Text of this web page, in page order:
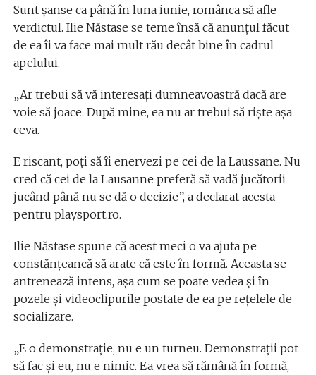
Sunt șanse ca până în luna iunie, românca să afle
verdictul. Ilie Năstase se teme însă că anunțul făcut
de ea îi va face mai mult rău decât bine în cadrul
apelului.
„Ar trebui să vă interesați dumneavoastră dacă are
voie să joace. După mine, ea nu ar trebui să riște așa
ceva.
E riscant, poți să îi enervezi pe cei de la Laussane. Nu
cred că cei de la Lausanne preferă să vadă jucătorii
jucând până nu se dă o decizie”, a declarat acesta
pentru playsport.ro.
Ilie Năstase spune că acest meci o va ajuta pe
constănțeancă să arate că este în formă. Aceasta se
antrenează intens, așa cum se poate vedea și în
pozele și videoclipurile postate de ea pe rețelele de
socializare.
„E o demonstrație, nu e un turneu. Demonstrații pot
să fac și eu, nu e nimic. Ea vrea să rămână în formă,